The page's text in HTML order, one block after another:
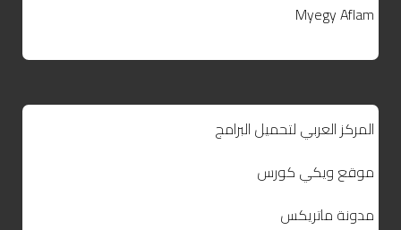
Myegy Aflam
المركز العربي لتحميل البرامج
موقع ويكي كورس
مدونة ماتريكس